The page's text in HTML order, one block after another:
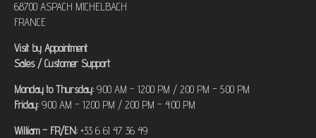
68700 ASPACH MICHELBACH
FRANCE
Visit by Appointment
Sales / Customer Support
Monday to Thursday: 9:00 AM – 12:00 PM / 2:00 PM – 5:00 PM
Friday: 9:00 AM – 12:00 PM / 2:00 PM – 4:00 PM
William – FR/EN: +33 6 61 47 36 49